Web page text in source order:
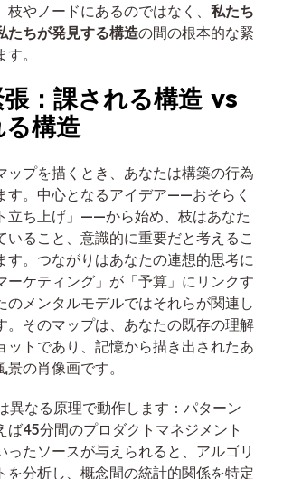
やノードにあるのではなく、 私たち
たちが発見する構造の間の根本的な緊
。
：課される構造 vs
構造
ップを描くとき、あなたは構築の行為
す。中心となるアイデア——おそらく
立ち上げ」——から始め、枝はあなた
いること、意識的に重要だと考えるこ
す。つながりはあなたの連想的思考に
ーケティング」が「予算」にリンクす
のメンタルモデルではそれらが関連し
。そのマップは、あなたの既存の理解
ットであり、記憶から描き出されたあ
の肖像画です。
異なる原理で動作します：パターン
ば45分間のプロダクトマネジメント
ったソースが与えられると、アルゴリ
を分析し、概念間の統計的関係を特定